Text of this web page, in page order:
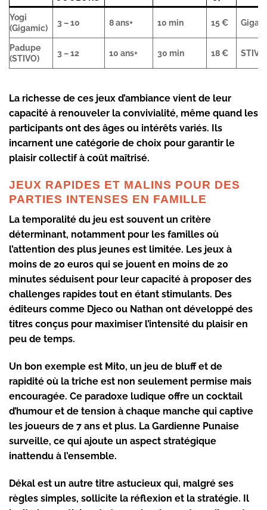
Yogi
(Gigamic)
3 – 10 8 ans+ 10 min 15 €
Padupe
(STIVO)
3 – 12 10 ans+ 30 min 18 € STIVO
La richesse de ces jeux d’ambiance vient de leur
capacité à renouveler la convivialité, même quand les
participants ont des âges ou intérêts variés. Ils
incarnent une catégorie de choix pour garantir le
plaisir collectif à coût maîtrisé.
JEUX RAPIDES ET MALINS POUR DES
PARTIES INTENSES EN FAMILLE
La temporalité du jeu est souvent un critère
déterminant, notamment pour les familles où
l’attention des plus jeunes est limitée. Les jeux à
moins de 20 euros qui se jouent en moins de 20
minutes séduisent pour leur capacité à proposer des
challenges rapides tout en étant stimulants. Des
éditeurs comme Djeco ou Nathan ont développé des
titres conçus pour maximiser l’intensité du plaisir en
peu de temps.
Un bon exemple est Mito, un jeu de bluff et de
rapidité où la triche est non seulement permise mais
encouragée. Ce paradoxe ludique offre un cocktail
d’humour et de tension à chaque manche qui captive
les joueurs de 7 ans et plus. La Gardienne Punaise
surveille, ce qui ajoute un aspect stratégique
inattendu à l’ensemble.
Dékal est un autre titre astucieux qui, malgré ses
règles simples, sollicite la réflexion et la stratégie. Il